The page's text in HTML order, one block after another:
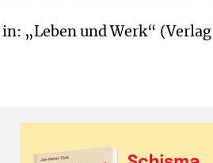
„Leben und Werk“